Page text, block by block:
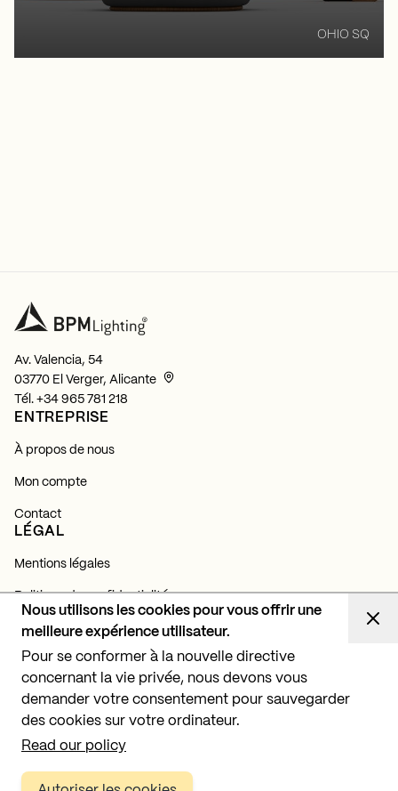
Nous utilisons les cookies pour vous offrir une
meilleure expérience utilisateur.
Pour se conformer à la nouvelle directive
concernant la vie privée, nous devons vous
demander votre consentement pour sauvegarder
des cookies sur votre ordinateur.
Read our policy
OHIO SQ
Av. Valencia, 54
03770 El Verger, Alicante
Tél. +34 965 781 218
ENTREPRISE
À propos de nous
Mon compte
Contact
LÉGAL
Mentions légales
Politique de confidentialité
Politique de cookies
Abonnez-vous et découvrez toutes nos actualités,
lancements et projets d'éclairage.
S'abonner